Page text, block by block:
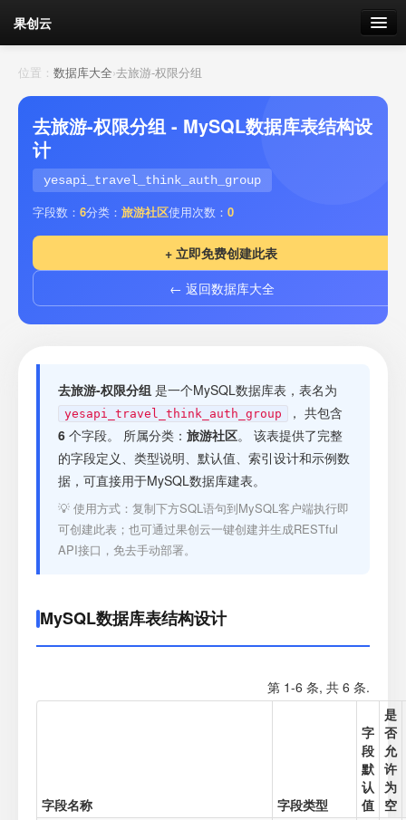
果创云
数据表单
API接口
云存储
流量 剩余接口流量
套餐
接口测试
位置： 数据库大全›去旅游-权限分组
去旅游-权限分组 - MySQL数据库表结构设
计
yesapi_travel_think_auth_group
字段数： 6分类： 旅游社区使用次数： 0
+ 立即免费创建此表
← 返回数据库大全
去旅游-权限分组 是一个MySQL数据库表，表名为
yesapi_travel_think_auth_group
， 共包含
6 个字段。 所属分类： 旅游社区。 该表提供了完整
的字段定义、类型说明、默认值、索引设计和示例数
据，可直接用于MySQL数据库建表。
💡 使用方式：复制下方SQL语句到MySQL客户端执行即
可创建此表；也可通过果创云一键创建并生成RESTful
API接口，免去手动部署。
MySQL数据库表结构设计
第 1-6 条, 共 6 条.
字段名称 字段类型
字
段
默
认
值
是
否
允
许
为
空